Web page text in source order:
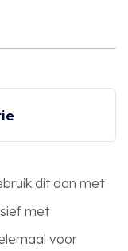
dit dan met
met
voor